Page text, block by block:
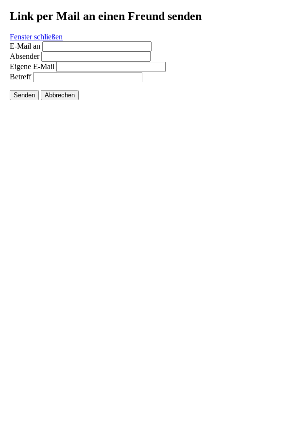
Link per Mail an einen Freund senden
Fenster schließen
E-Mail an
Absender
Eigene E-Mail
Betreff
Senden Abbrechen